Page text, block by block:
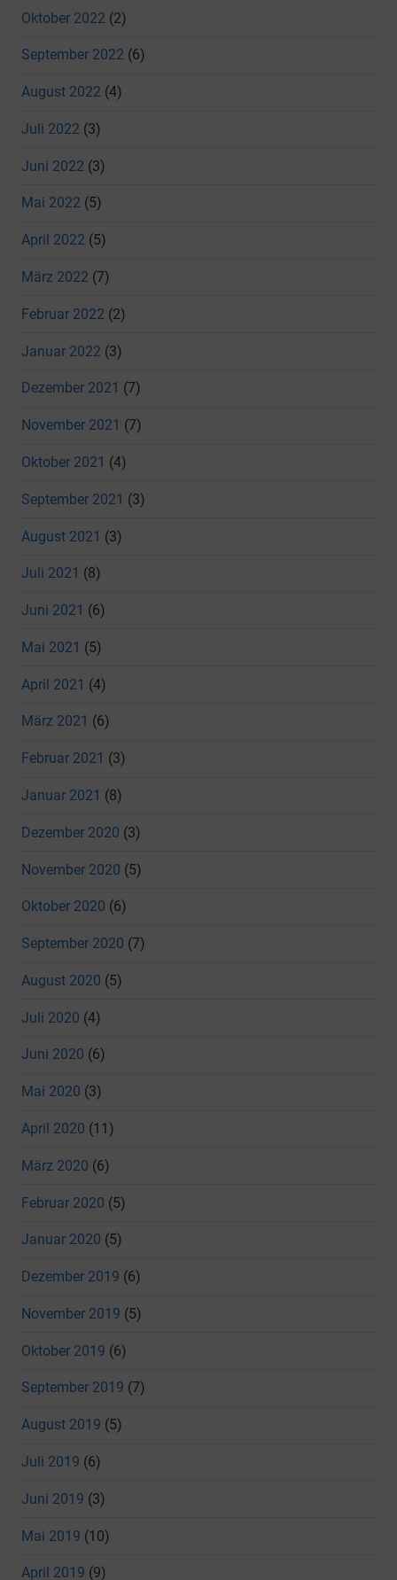
Oktober 2022 (2)
September 2022 (6)
August 2022 (4)
Juli 2022 (3)
Juni 2022 (3)
Mai 2022 (5)
April 2022 (5)
März 2022 (7)
Februar 2022 (2)
Januar 2022 (3)
Dezember 2021 (7)
November 2021 (7)
Oktober 2021 (4)
September 2021 (3)
August 2021 (3)
Juli 2021 (8)
Juni 2021 (6)
Mai 2021 (5)
April 2021 (4)
März 2021 (6)
Februar 2021 (3)
Januar 2021 (8)
Dezember 2020 (3)
November 2020 (5)
Oktober 2020 (6)
September 2020 (7)
August 2020 (5)
Juli 2020 (4)
Juni 2020 (6)
Mai 2020 (3)
April 2020 (11)
März 2020 (6)
Februar 2020 (5)
Januar 2020 (5)
Dezember 2019 (6)
November 2019 (5)
Oktober 2019 (6)
September 2019 (7)
August 2019 (5)
Juli 2019 (6)
Juni 2019 (3)
Mai 2019 (10)
April 2019 (9)